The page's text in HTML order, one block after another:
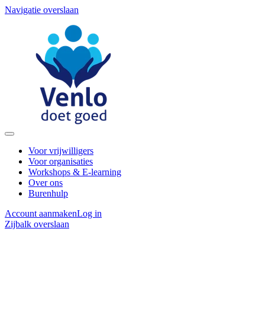
Navigatie overslaan
Voor vrijwilligers
Voor organisaties
Workshops & E-learning
Over ons
Burenhulp
Account aanmakenLog in
Zijbalk overslaan